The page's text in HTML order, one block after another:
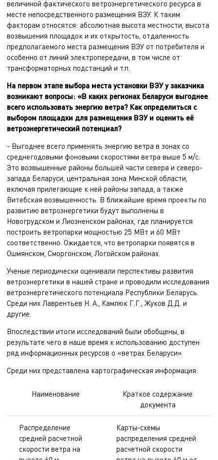
величиной фактического ветроэнергетического ресурса в
месте непосредственного размещения ВЭУ. К таким
факторам относятся: абсолютная высота местности, высота
возвышения площадок и их открытость, отдаленность
предполагаемого места размещения ВЭУ от потребителя и
особенно от линий электропередачи, в том числе от
трансформаторных подстанций и т.п.
На первом этапе выбора места установки ВЭУ у заказчика
возникают вопросы: «В каких регионах Беларуси выгоднее
всего использовать энергию ветра? Как определиться с
выбором площадки для размещения ВЭУ и оценить её
ветроэнергетический потенциал?
- Выгоднее всего применять энергию ветра в зонах со
среднегодовыми фоновыми скоростями ветра выше 5 м/c.
Это возвышенные районы большей части севера и северо-
запада Беларуси, центральная зона Минской области,
включая прилегающие к ней районы запада, а также
Витебская возвышенность. В ближайшие время проекты по
развитию ветроэнергетики будут выполнены в
Новогрудском и Лиозненском районах, где планируется
построить ветропарки мощностью 25 МВт и 60 МВт
соответственно. Ожидается, что ветропарки появятся в
Ошмянском, Сморгонском, Логойском районах.
Ученые периодически оценивали перспективы развития
ветроэнергетики в нашей стране и проводили исследования
ветроэнергетического потенциала Республики Беларусь.
Среди них Лаврентьев Н. А., Камлюк Г.Г., Жуков Д.Д. и
другие.
Впоследствии итоги исследований были обобщены, в
результате чего в наше время к использованию доступен
ряд информационных ресурсов о «ветрах Беларуси».
Среди них представлена картографическая информация:
Наименование
Краткое содержание
документа
Распределение
средней расчетной
скорости ветра на
Карты-схемы
распределения средней
расчетной скорости